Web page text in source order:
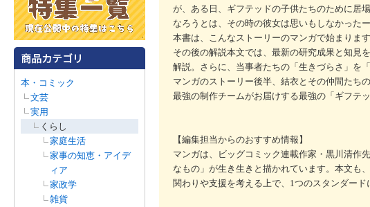
本・コミック
文芸
実用
くらし
家庭生活
家事の知恵・アイデ
ィア
家政学
雑貨
が、ある日、ギフテッドの子供たちのために居
なろうとは、その時の彼女は思いもしなかったー
本書は、こんなストーリーのマンガで始まります
その後の解説本文では、最新の研究成果と知見
解説。さらに、当事者たちの「生きづらさ」を
マンガのストーリー後半、結衣とその仲間たち
最強の制作チームがお届けする最強の「ギフテ
【編集担当からのおすすめ情報】
マンガは、ビッグコミック連載作家・黒川清作
なもの」が生き生きと描かれています。本文も
関わりや支援を考える上で、1つのスタンダード